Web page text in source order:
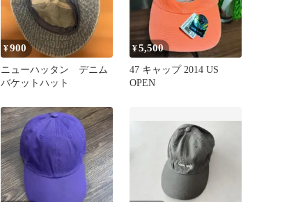
¥900
ニューハッタン デニム
バケットハット
¥5,500
47 キャップ 2014 US
OPEN